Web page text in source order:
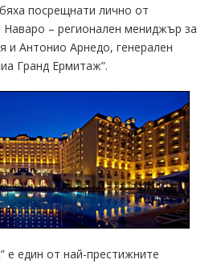
посрещнати лично от
– регионален мениджър за
и Антонио Арнедо, генерален
Гранд Ермитаж”.
е един от най-престижните